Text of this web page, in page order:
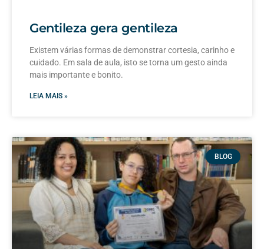
Gentileza gera gentileza
Existem várias formas de demonstrar cortesia, carinho e
cuidado. Em sala de aula, isto se torna um gesto ainda
mais importante e bonito.
LEIA MAIS »
BLOG